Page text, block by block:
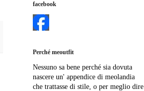
facebook
Perché meoutfit
Nessuno sa bene perché sia dovuta
nascere un' appendice di meolandia
che trattasse di stile, o per meglio dire